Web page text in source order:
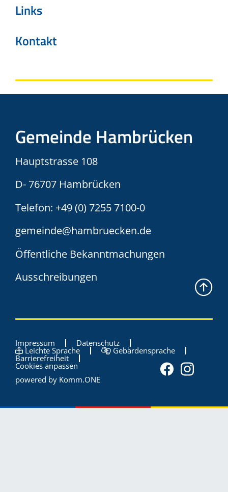
Links
Kontakt
Gemeinde Hambrücken
Hauptstrasse 108
D- 76707 Hambrücken
Telefon: +49 (0) 7255 7100-0
gemeinde@hambruecken.de
Öffentliche Bekanntmachungen
Ausschreibungen
Impressum Datenschutz
Leichte Sprache Gebärdensprache
Barrierefreiheit
Cookies anpassen
powered by Komm.ONE